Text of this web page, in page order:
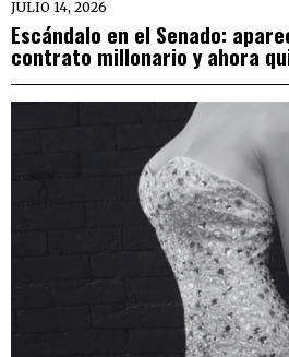
JULIO 14, 2026
Escándalo en el Senado:
contrato millonario y ahora